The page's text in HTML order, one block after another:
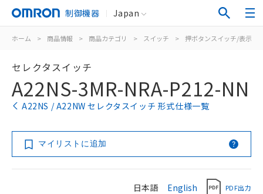
制御機器 Japan
ホーム > 商品情報 > 商品カテゴリ > スイッチ > 押ボタンスイッチ/表示灯
セレクタスイッチ
A22NS-3MR-NRA-P212-NN
A22NS / A22NW セレクタスイッチ 形式仕様一覧
マイリストに追加
日本語 English PDF出力